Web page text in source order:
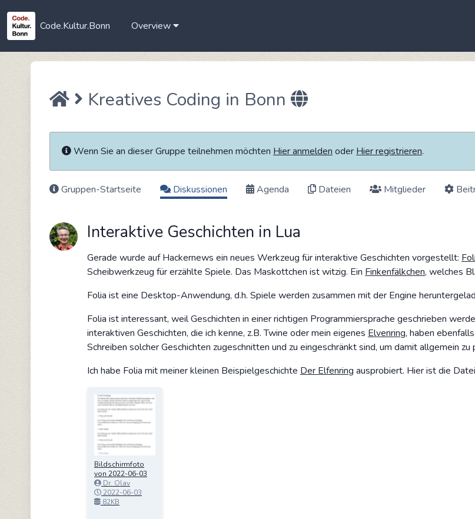
Code.Kultur.Bonn Overview
Kreatives Coding in Bonn
Wenn Sie an dieser Gruppe teilnehmen möchten Hier anmelden oder Hier registrieren.
Gruppen-Startseite Diskussionen Agenda Dateien Mitglieder
Interaktive Geschichten in Lua
Gerade wurde auf Hackernews ein neues Werkzeug für interaktive Geschichten vorgestellt:
Scheibwerkzeug für erzählte Spiele. Das Maskottchen ist witzig. Ein Finkenfälkchen, welches
Folia ist eine Desktop-Anwendung, d.h. Spiele werden zusammen mit der Engine
Folia ist interessant, weil Geschichten in einer richtigen Programmiersprache geschrieben
interaktiven Geschichten, die ich kenne, z.B. Twine oder mein eigenes Elvenring, haben
Schreiben solcher Geschichten zugeschnitten und zu eingeschränkt sind, um damit allgemein zu
Ich habe Folia mit meiner kleinen Beispielgeschichte Der Elfenring ausprobiert. Hier ist die Datei
Bildschirmfoto
von 2022-06-03
23.15.06.png
Dr. Olav
Schettler
2022-06-03
23:15:45
82KB